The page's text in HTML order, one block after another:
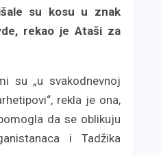
su kosu u znak
rekao je Ataši za
su „u svakodnevnoj
rekla je ona,
da se oblikuju
i Tadžika